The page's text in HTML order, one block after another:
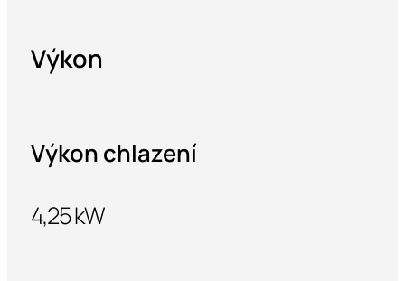
Výkon
Výkon chlazení
4,25 kW